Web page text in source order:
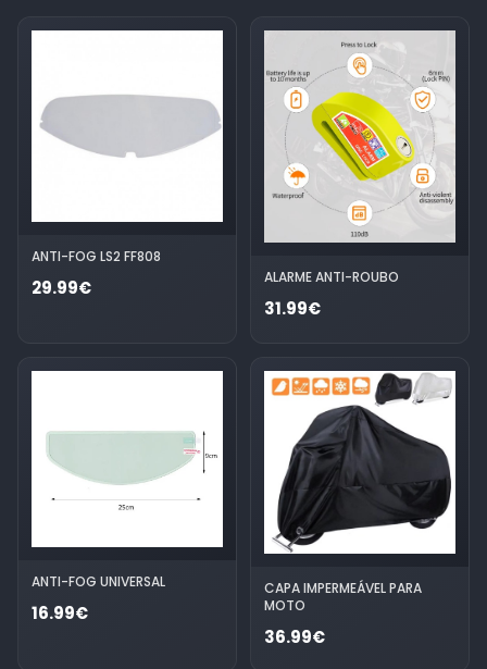
ANTI-FOG LS2 FF808
29.99€ ALARME ANTI-ROUBO
31.99€
ANTI-FOG UNIVERSAL
16.99€
CAPA IMPERMEÁVEL PARA
MOTO
36.99€